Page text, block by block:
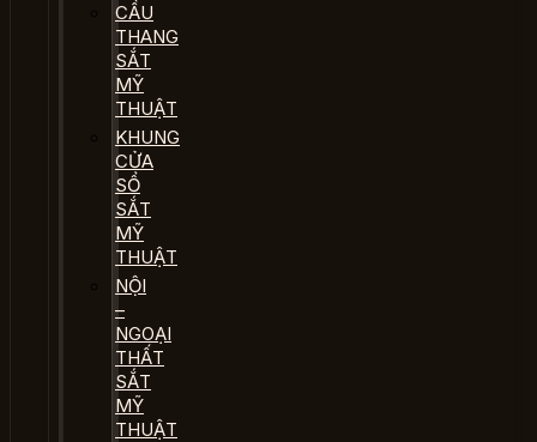
CẦU
THANG
SẮT
MỸ
THUẬT
KHUNG
CỬA
SỔ
SẮT
MỸ
THUẬT
NỘI
–
NGOẠI
THẤT
SẮT
MỸ
THUẬT